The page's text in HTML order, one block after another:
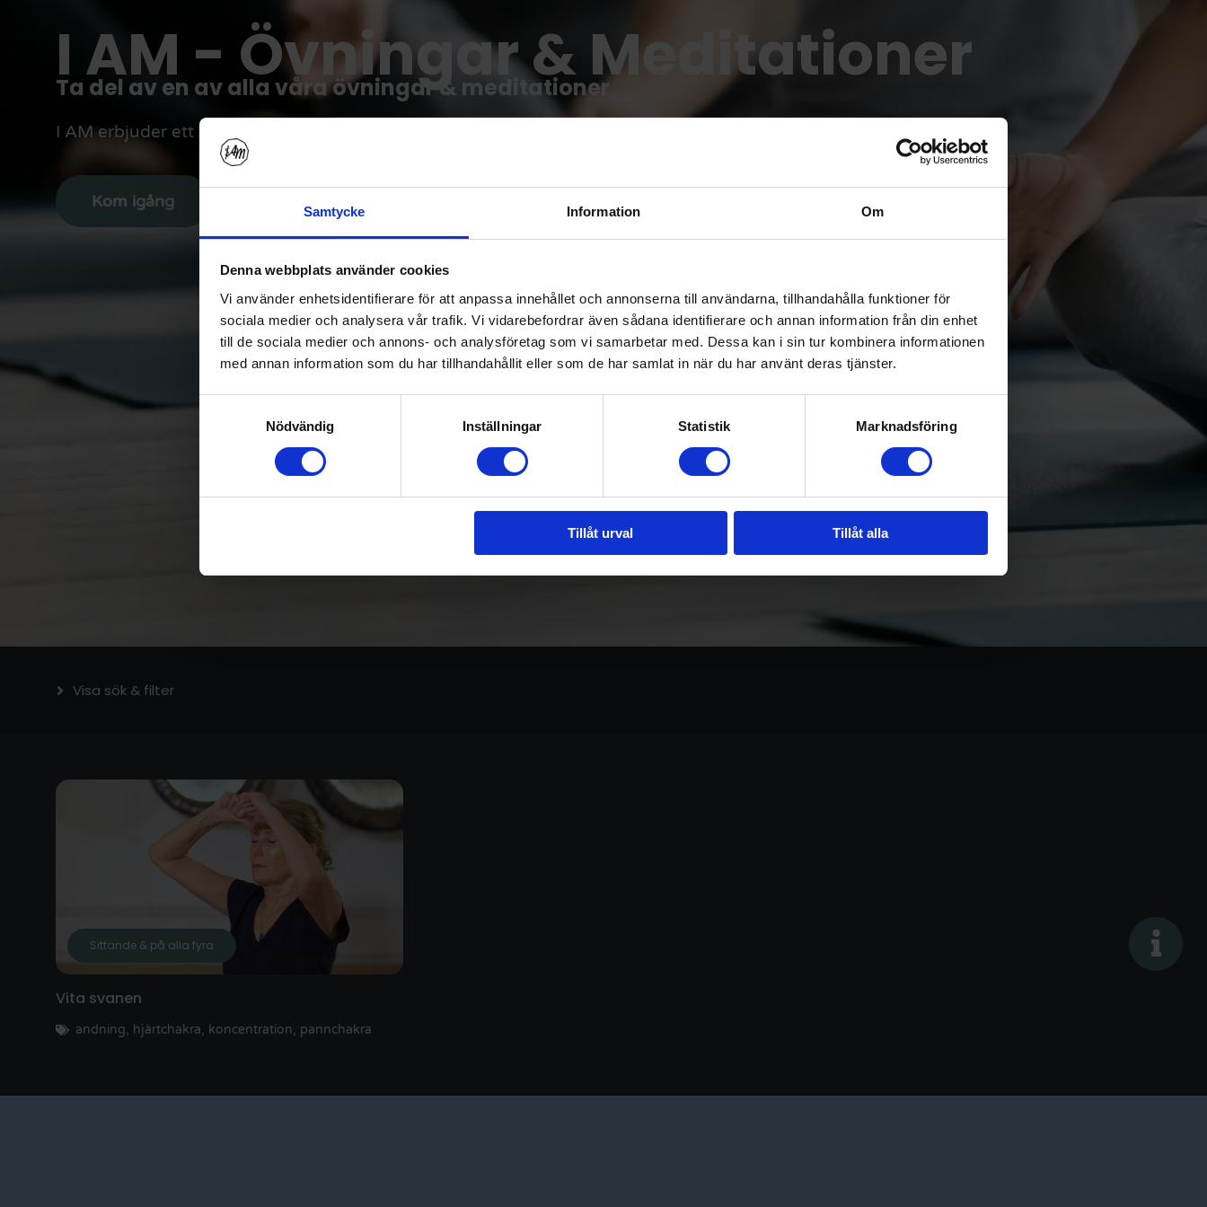
Samtycke Information Om
Denna webbplats använder cookies
Vi använder enhetsidentifierare för att anpassa innehållet och annonserna till användarna, tillhandahålla funktioner för
sociala medier och analysera vår trafik. Vi vidarebefordrar även sådana identifierare och annan information från din enhet
till de sociala medier och annons- och analysföretag som vi samarbetar med. Dessa kan i sin tur kombinera informationen
med annan information som du har tillhandahållit eller som de har samlat in när du har använt deras tjänster.
Nödvändig
Inställningar Statistik Marknadsföring
Tillåt urval Tillåt alla
I AM - Övningar & Meditationer
Ta del av en av alla våra övningar & meditationer
I AM erbjuder ett stort arkiv med övningar & meditationer
Kom igång
Visa sök & filter
Sittande & på alla fyra
Vita svanen
andning, hjärtchakra, koncentration, pannchakra